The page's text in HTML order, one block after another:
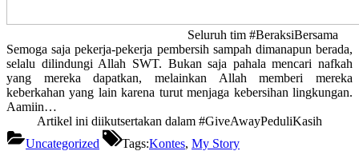
Seluruh tim #BeraksiBersama
Semoga saja pekerja-pekerja pembersih sampah dimanapun berada,
selalu dilindungi Allah SWT. Bukan saja pahala mencari nafkah
yang mereka dapatkan, melainkan Allah memberi mereka
keberkahan yang lain karena turut menjaga kebersihan lingkungan.
Aamiin…
Artikel ini diikutsertakan dalam #GiveAwayPeduliKasih
Uncategorized
Tags:Kontes, My Story